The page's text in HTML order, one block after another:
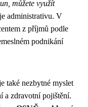
můžete využít
administrativu. V
z příjmů podle
podnikání
také nezbytné myslet
a zdravotní pojištění.